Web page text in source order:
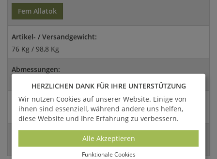
Fem Allatok
Artikel- / Versandgewicht:
76 Kg / 98,8 Kg
Abmessungen:
292x140x290cm (HxBxT)
Versandart:
Spedition
4056026323391
HERZLICHEN DANK FÜR IHRE UNTERSTÜTZUNG
Wir nutzen Cookies auf unserer Website. Einige von
ihnen sind essenziell, während andere uns helfen,
diese Website und Ihre Erfahrung zu verbessern.
Alle Akzeptieren
Funktionale Cookies